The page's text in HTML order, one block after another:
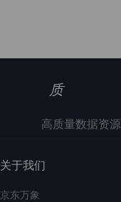
质
高质量数据资源
关于我们
京东万象